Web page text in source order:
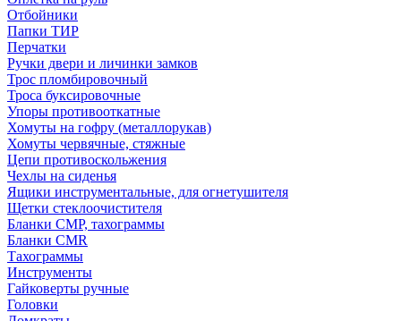
Отбойники
Папки ТИР
Перчатки
Ручки двери и личинки замков
Трос пломбировочный
Троса буксировочные
Упоры противооткатные
Хомуты на гофру (металлорукав)
Хомуты червячные, стяжные
Цепи противоскольжения
Чехлы на сиденья
Ящики инструментальные, для огнетушителя
Щетки стеклоочистителя
Бланки СМР, тахограммы
Бланки CMR
Тахограммы
Инструменты
Гайковерты ручные
Головки